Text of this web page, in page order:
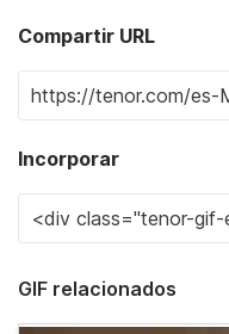
Compartir URL
Incorporar
GIF relacionados